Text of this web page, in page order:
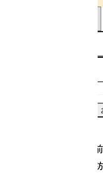
※お問い合わせの
の方は迷惑メール